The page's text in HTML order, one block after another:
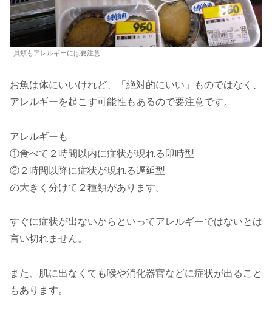
貝類もアレルギーには要注意
お魚は体にいいけれど、「絶対的にいい」ものではなく、
アレルギーを起こす可能性もあるので要注意です。
アレルギーも
①食べて２時間以内に症状が現れる即時型
②２時間以降に症状が現れる遅延型
の大きく分けて２種類があります。
すぐに症状が出ないからといってアレルギーではないとは
言い切れません。
また、肌に出なくても喉や消化器官などに症状が出ること
もあります。